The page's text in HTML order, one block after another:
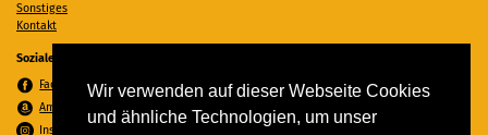
Wir verwenden auf dieser Webseite Cookies
und ähnliche Technologien, um unser
Sonstiges
Kontakt
Soziale Medien
Facebook
Amazon Wunschzettel
Instagram